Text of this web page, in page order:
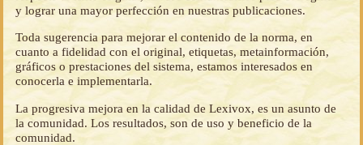
y lograr una mayor perfección en nuestras publicaciones.
Toda sugerencia para mejorar el contenido de la norma, en
cuanto a fidelidad con el original, etiquetas, metainformación,
gráficos o prestaciones del sistema, estamos interesados en
conocerla e implementarla.
La progresiva mejora en la calidad de Lexivox, es un asunto de
la comunidad. Los resultados, son de uso y beneficio de la
comunidad.